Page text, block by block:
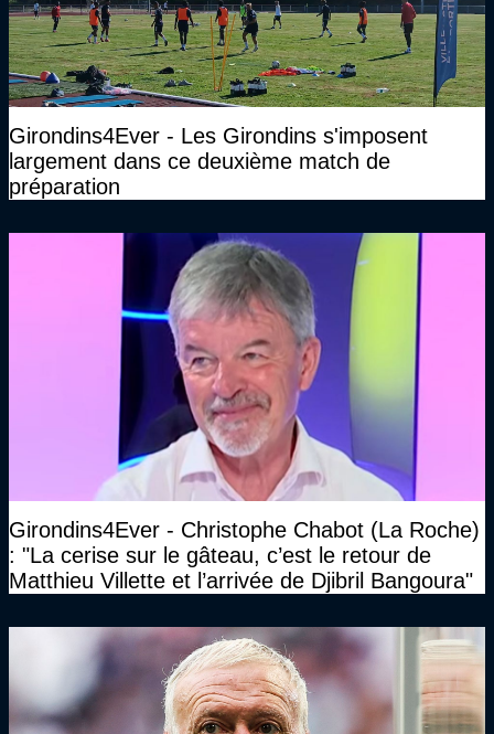
Girondins4Ever - Les Girondins s'imposent
largement dans ce deuxième match de
préparation
Girondins4Ever - Christophe Chabot (La Roche)
: "La cerise sur le gâteau, c’est le retour de
Matthieu Villette et l’arrivée de Djibril Bangoura"